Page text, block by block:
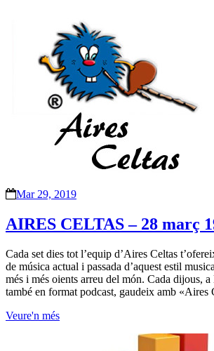
Mar 29, 2019
AIRES CELTAS – 28 març
Cada set dies tot l’equip d’Aires Celtas
de música actual i passada d’aquest estil
més i més oients arreu del món. Cada dijous,
també en format podcast, gaudeix amb «Aires
Veure'n més